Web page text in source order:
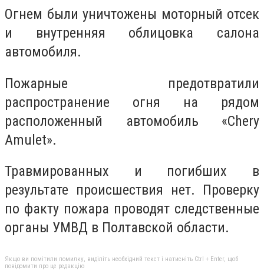
Огнем были уничтожены моторный отсек
и внутренняя облицовка салона
автомобиля.
Пожарные предотвратили
распространение огня на рядом
расположенный автомобиль «Chery
Amulet».
Травмированных и погибших в
результате происшествия нет. Проверку
по факту пожара проводят следственные
органы УМВД в Полтавской области.
Якщо ви помітили помилку, виділіть необхідний текст і натисніть Ctrl + Enter, щоб
повідомити про це редакцію